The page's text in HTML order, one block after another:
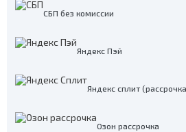
СБП без комиссии
Яндекс Пэй
Яндекс сплит
Озон рассрочка